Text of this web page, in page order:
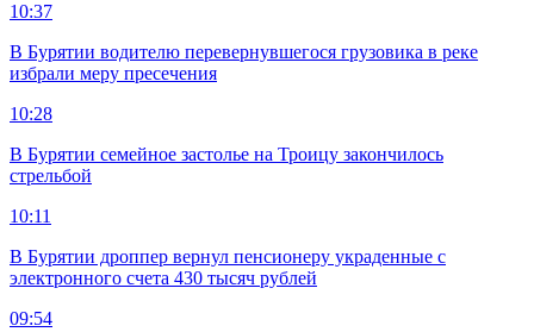
10:37
В Бурятии водителю перевернувшегося грузовика в реке
избрали меру пресечения
10:28
В Бурятии семейное застолье на Троицу закончилось
стрельбой
10:11
В Бурятии дроппер вернул пенсионеру украденные с
электронного счета 430 тысяч рублей
09:54